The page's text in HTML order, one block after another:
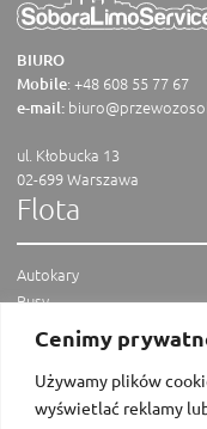
Cenimy
Używamy plików
wyświetlać reklamy
BIURO
Mobile:+48 608 55 77 67
e-mail:
ul. Kłobucka 13
02-699 Warszawa
Flota
Autokary
Busy
Vany
Limuzyny
Menu